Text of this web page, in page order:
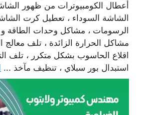
أعطال الكومبيوترات من ظهور
الشاشة السوداء ، تعطيل كرت
الرسومات ، مشاكل وحدات الطاقة و
مشاكل الحرارة الزائدة ، تلف معالج
اقلاع الحاسوب بشكل متكرر ، تلف
استبدال بور سبلاي ، تنظيف مآخذ ...